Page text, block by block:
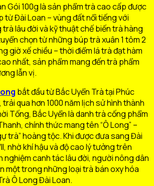
Gói 100g là sản phẩm trà cao cấp được
từ Đài Loan – vùng đất nổi tiếng với
lâu đời và kỹ thuật chế biến trà hàng
chọn từ những búp trà xuân 1 tôm 2
giờ xế chiều – thời điểm lá trà đạt hàm
nhất, sản phẩm mang đến trà phẩm
lẫn vị.
bắt đầu từ Bắc Uyển Trà tại Phúc
qua hơn 1000 năm lịch sử hình thành
Tống, Bắc Uyển là danh trà cống phẩm
chính thức mang tên “Ô Long” –
trà” hoàng tộc. Khi được đưa sang Đài
nhờ khí hậu và độ cao lý tưởng trên
nghiệm canh tác lâu đời, người nông dân
một trong những loại trà bán oxy hóa
Ô Long Đài Loan.